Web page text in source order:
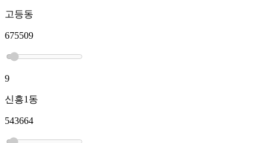
고등동
675509
9
신흥1동
543664